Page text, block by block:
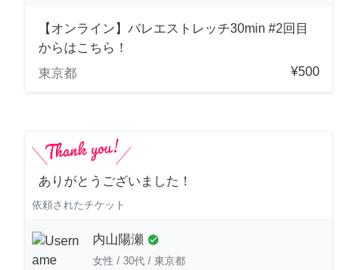
【オンライン】バレエストレッチ30min #2回目
からはこちら！
東京都
¥500
ありがとうございました！
依頼されたチケット
内山陽瀬 check_circle
女性 / 30代 / 東京都